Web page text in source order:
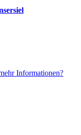
Informationen?